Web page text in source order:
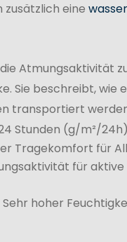
eine
Atmungsaktivität
Sie beschreibt, wie
transportiert
Stunden (g/m²/
Tragekomfort für
für
Sehr hoher